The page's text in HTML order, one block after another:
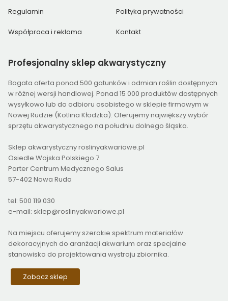
Regulamin Polityka prywatności
Współpraca i reklama Kontakt
Profesjonalny sklep akwarystyczny
Bogata oferta ponad 500 gatunków i odmian roślin dostępnych
w różnej wersji handlowej. Ponad 15 000 produktów dostępnych
wysyłkowo lub do odbioru osobistego w sklepie firmowym w
Nowej Rudzie (Kotlina Kłodzka). Oferujemy największy wybór
sprzętu akwarystycznego na południu dolnego śląska.
Sklep akwarystyczny roslinyakwariowe.pl
Osiedle Wojska Polskiego 7
Parter Centrum Medycznego Salus
57-402 Nowa Ruda
tel: 500 119 030
e-mail: sklep@roslinyakwariowe.pl
Na miejscu oferujemy szerokie spektrum materiałów
dekoracyjnych do aranżacji akwarium oraz specjalne
stanowisko do projektowania wystroju zbiornika.
Zobacz sklep